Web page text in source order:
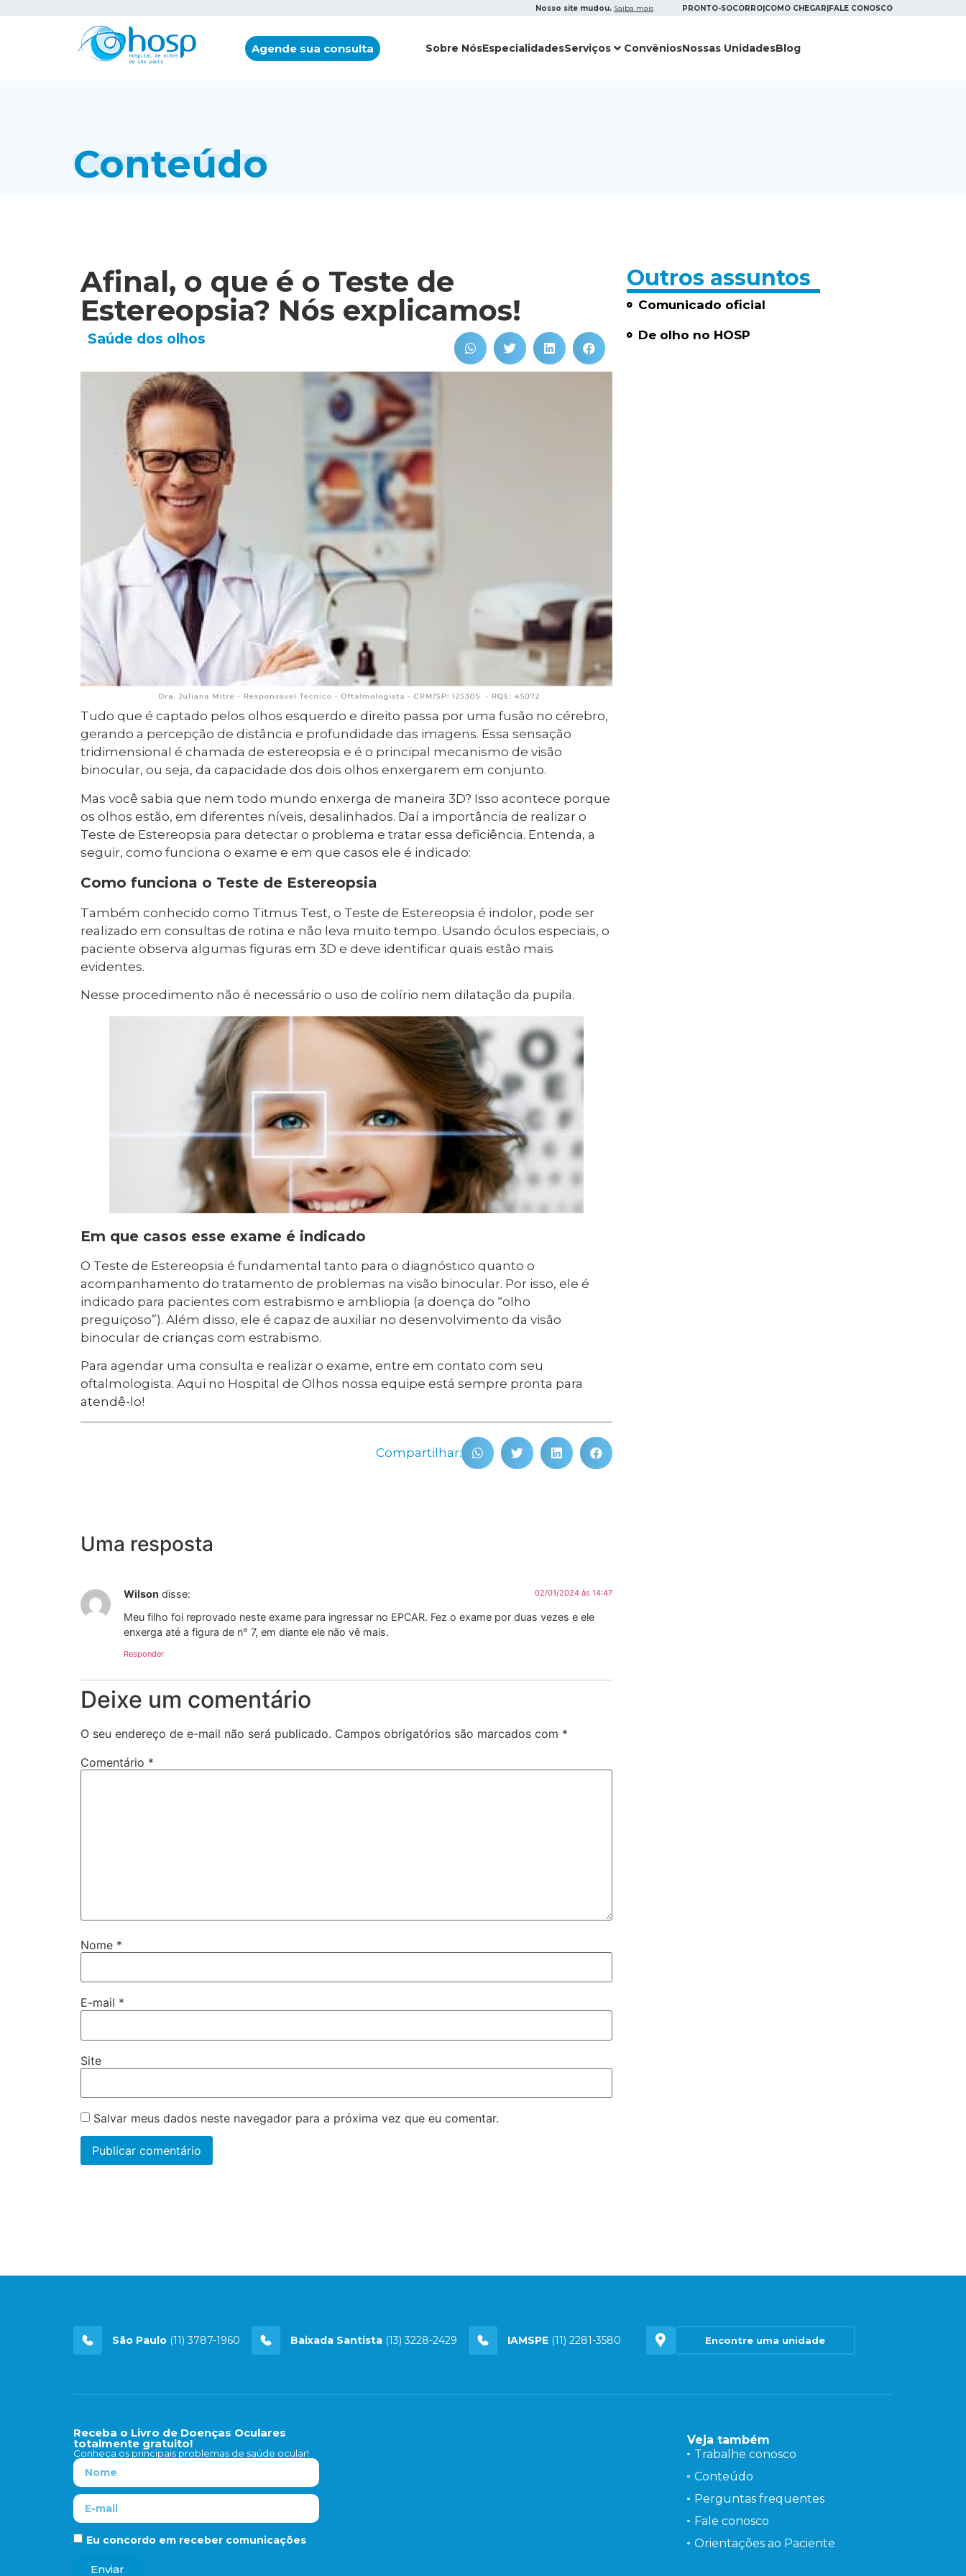
Nosso site mudou. Saiba mais PRONTO-SOCORRO|COMO CHEGAR|FALE CONOSCO
Agende sua consulta Sobre NósEspecialidadesServiços ConvêniosNossas UnidadesBlog
Conteúdo
Outros assuntos
Comunicado oficial
De olho no HOSP
Afinal, o que é o Teste de
Estereopsia? Nós explicamos!
Saúde dos olhos
Tudo que é captado pelos olhos esquerdo e direito passa por uma fusão no cérebro,
gerando a percepção de distância e profundidade das imagens. Essa sensação
tridimensional é chamada de estereopsia e é o principal mecanismo de visão
binocular, ou seja, da capacidade dos dois olhos enxergarem em conjunto.
Mas você sabia que nem todo mundo enxerga de maneira 3D? Isso acontece porque
os olhos estão, em diferentes níveis, desalinhados. Daí a importância de realizar o
Teste de Estereopsia para detectar o problema e tratar essa deficiência. Entenda, a
seguir, como funciona o exame e em que casos ele é indicado:
Como funciona o Teste de Estereopsia
Também conhecido como Titmus Test, o Teste de Estereopsia é indolor, pode ser
realizado em consultas de rotina e não leva muito tempo. Usando óculos especiais, o
paciente observa algumas figuras em 3D e deve identificar quais estão mais
evidentes.
Nesse procedimento não é necessário o uso de colírio nem dilatação da pupila.
Em que casos esse exame é indicado
O Teste de Estereopsia é fundamental tanto para o diagnóstico quanto o
acompanhamento do tratamento de problemas na visão binocular. Por isso, ele é
indicado para pacientes com estrabismo e ambliopia (a doença do “olho
preguiçoso”). Além disso, ele é capaz de auxiliar no desenvolvimento da visão
binocular de crianças com estrabismo.
Para agendar uma consulta e realizar o exame, entre em contato com seu
oftalmologista. Aqui no Hospital de Olhos nossa equipe está sempre pronta para
atendê-lo!
Compartilhar:
Uma resposta
Wilson disse: 02/01/2024 às 14:47
Meu filho foi reprovado neste exame para ingressar no EPCAR. Fez o exame por duas vezes e ele
enxerga até a figura de n° 7, em diante ele não vê mais.
Responder
Deixe um comentário
O seu endereço de e-mail não será publicado. Campos obrigatórios são marcados com *
Comentário *
Nome *
E-mail *
Site
Salvar meus dados neste navegador para a próxima vez que eu comentar.
São Paulo (11) 3787-1960 Baixada Santista (13) 3228-2429 IAMSPE (11) 2281-3580 Encontre uma unidade
Receba o Livro de Doenças Oculares
totalmente gratuito!
Conheça os principais problemas de saúde ocular!
Eu concordo em receber comunicações
Enviar
Veja também
Trabalhe conosco
Conteúdo
Perguntas frequentes
Fale conosco
Orientações ao Paciente